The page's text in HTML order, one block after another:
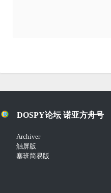
DOSPY论坛 诺亚方舟号
Archiver
触屏版
塞班简易版